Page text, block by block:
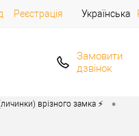
Реєстрація Українська
Замовити
дзвінок
врізного замка ⚡️ •